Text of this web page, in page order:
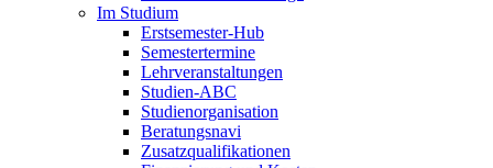
Im Studium
Erstsemester-Hub
Semestertermine
Lehrveranstaltungen
Studien-ABC
Studienorganisation
Beratungsnavi
Zusatzqualifikationen